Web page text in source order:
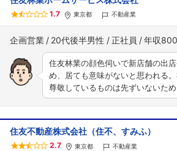
1.7 東京都 不動産業
企画営業 20代後半男性 正社員 年収
住友林業の顔色伺いで新店舗の出
め、居ても意味がないと思われる
尊敬しているものは先ずいないた
住友不動産株式会社（住不、すみふ）
2.7 東京都 不動産業